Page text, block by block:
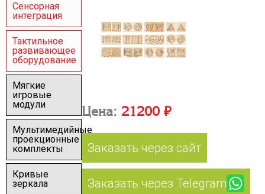
Сенсорная
интеграция
Тактильное
развивающее
оборудование
Мягкие
игровые
модули
Мультимедийные
проекционные
комплекты
Кривые
зеркала
Цена: 21200 ₽
Заказать через сайт
Заказать через Telegram